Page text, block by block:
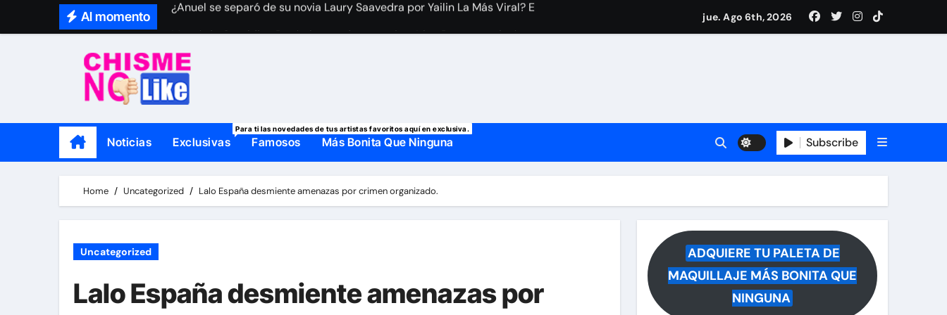
Al momento
Mamá de Geraldine Bazán le manda mensaje a Irina Baeva tras imágenes junto a Giovanni Medina y revela lo que muchos querían saber
jue. Ago 6th, 2026
Noticias Exclusivas
Para ti las novedades de tus artistas favoritos aquí en exclusiva.
Famosos Más Bonita Que Ninguna Subscribe
Home Uncategorized Lalo España desmiente amenazas por crimen organizado.
Uncategorized
Lalo España desmiente amenazas por
ADQUIERE TU PALETA DE
MAQUILLAJE MÁS BONITA QUE
NINGUNA